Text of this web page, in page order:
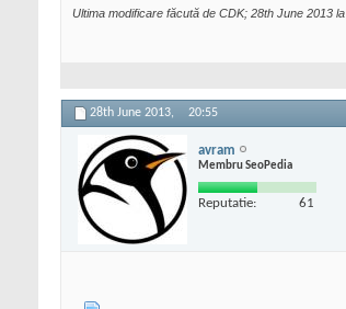
Ultima modificare făcută de CDK; 28th June 2013 la
28th June 2013, 20:55
avram
Membru SeoPedia
Reputatie: 61